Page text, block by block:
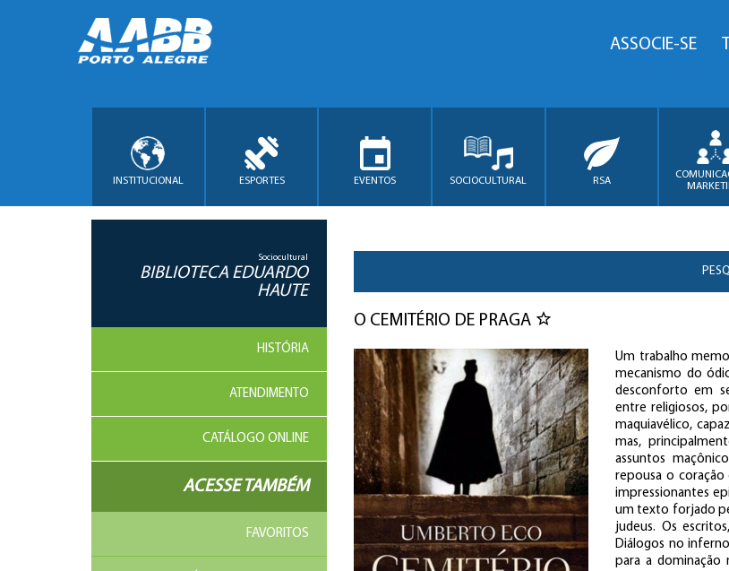
ASSOCIE-SE
INSTITUCIONAL ESPORTES EVENTOS SOCIOCULTURAL RSA
Sociocultural
BIBLIOTECA EDUARDO
HAUTE
HISTÓRIA
ATENDIMENTO
CATÁLOGO ONLINE
ACESSE TAMBÉM
FAVORITOS
O CEMITÉRIO DE PRAGA
Um trabalho
mecanismo do
desconforto em
entre religiosos,
maquiavélico,
mas,
assuntos
repousa o coração
impressionantes
um texto forjado
judeus. Os
Diálogos no
para a dominação